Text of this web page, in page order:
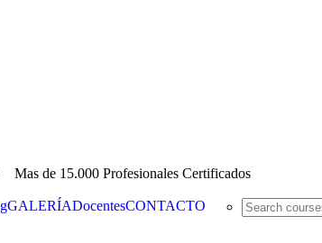
Mas de 15.000 Profesionales Certificados
GALERÍADocentesCONTACTO